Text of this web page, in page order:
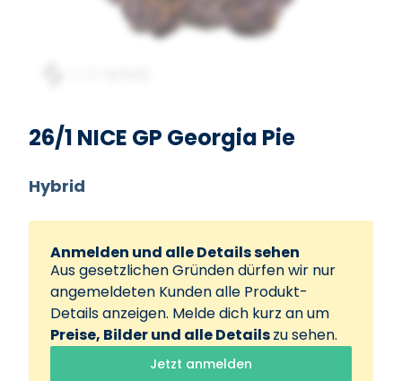
26/1 NICE GP Georgia Pie
Hybrid
Anmelden und alle Details sehen
Aus gesetzlichen Gründen dürfen wir nur
angemeldeten Kunden alle Produkt-
Details anzeigen. Melde dich kurz an um
Preise, Bilder und alle Detailszu sehen.
Jetzt anmelden